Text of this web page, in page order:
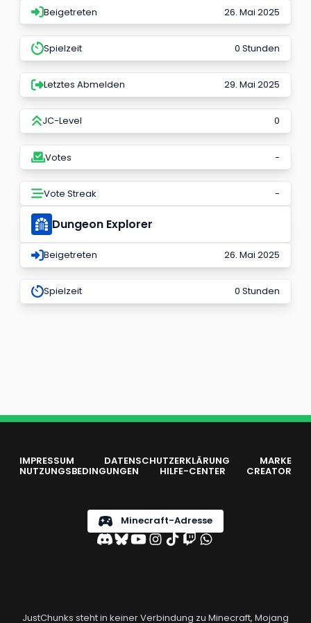
Beigetreten 26. Mai 2025
Spielzeit 0 Stunden
Letztes Abmelden 29. Mai 2025
JC-Level 0
Votes -
Vote Streak -
Dungeon Explorer
Beigetreten 26. Mai 2025
Spielzeit 0 Stunden
IMPRESSUM DATENSCHUTZERKLÄRUNG MARKE
NUTZUNGSBEDINGUNGEN HILFE-CENTER CREATOR
Minecraft-Adresse
JustChunks steht in keiner Verbindung zu Minecraft, Mojang